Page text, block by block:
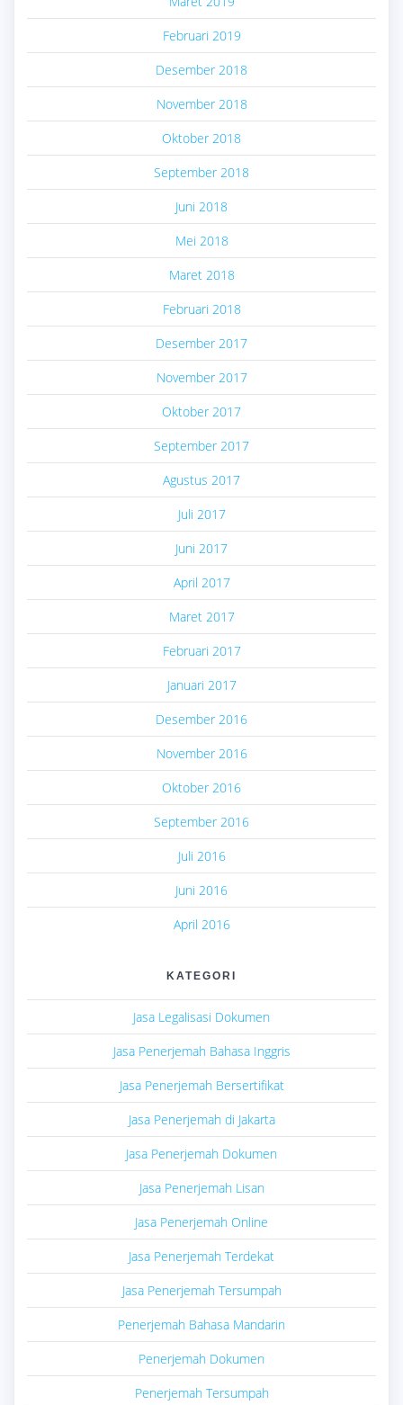
Februari 2019
Desember 2018
November 2018
Oktober 2018
September 2018
Juni 2018
Mei 2018
Maret 2018
Februari 2018
Desember 2017
November 2017
Oktober 2017
September 2017
Agustus 2017
Juli 2017
Juni 2017
April 2017
Maret 2017
Februari 2017
Januari 2017
Desember 2016
November 2016
Oktober 2016
September 2016
Juli 2016
Juni 2016
April 2016
KATEGORI
Jasa Legalisasi Dokumen
Jasa Penerjemah Bahasa Inggris
Jasa Penerjemah Bersertifikat
Jasa Penerjemah di Jakarta
Jasa Penerjemah Dokumen
Jasa Penerjemah Lisan
Jasa Penerjemah Online
Jasa Penerjemah Terdekat
Jasa Penerjemah Tersumpah
Penerjemah Bahasa Mandarin
Penerjemah Dokumen
Penerjemah Tersumpah